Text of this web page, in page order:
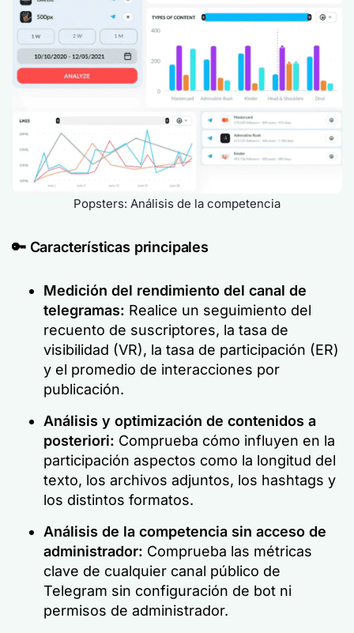
Popsters: Análisis de la competencia
🔑 Características principales
Medición del rendimiento del canal de
telegramas: Realice un seguimiento del
recuento de suscriptores, la tasa de
visibilidad (VR), la tasa de participación (ER)
y el promedio de interacciones por
publicación.
Análisis y optimización de contenidos a
posteriori: Comprueba cómo influyen en la
participación aspectos como la longitud del
texto, los archivos adjuntos, los hashtags y
los distintos formatos.
Análisis de la competencia sin acceso de
administrador: Comprueba las métricas
clave de cualquier canal público de
Telegram sin configuración de bot ni
permisos de administrador.